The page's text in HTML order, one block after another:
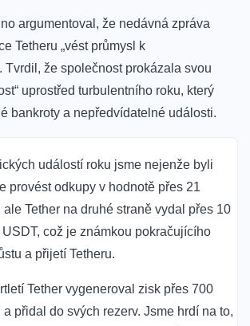
argumentoval, že nedávná zpráva
Tetheru „vést průmysl k
Tvrdil, že společnost prokázala svou
uprostřed turbulentního roku, který
bankroty a nepředvídatelné události.
událostí roku jsme nejenže byli
provést odkupy v hodnotě přes 21
Tether na druhé straně vydal přes 10
což je známkou pokračujícího
a přijetí Tetheru.
Tether vygeneroval zisk přes 700
přidal do svých rezerv. Jsme hrdí na to,